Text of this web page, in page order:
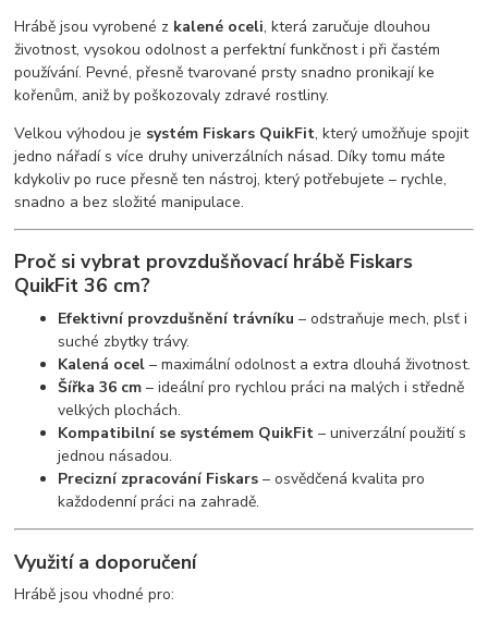
Hrábě jsou vyrobené z kalené oceli, která zaručuje dlouhou
životnost, vysokou odolnost a perfektní funkčnost i při častém
používání. Pevné, přesně tvarované prsty snadno pronikají ke
kořenům, aniž by poškozovaly zdravé rostliny.
Velkou výhodou je systém Fiskars QuikFit, který umožňuje spojit
jedno nářadí s více druhy univerzálních násad. Díky tomu máte
kdykoliv po ruce přesně ten nástroj, který potřebujete – rychle,
snadno a bez složité manipulace.
Proč si vybrat provzdušňovací hrábě Fiskars
QuikFit 36 cm?
Efektivní provzdušnění trávníku – odstraňuje mech, plsť i
suché zbytky trávy.
Kalená ocel – maximální odolnost a extra dlouhá životnost.
Šířka 36 cm – ideální pro rychlou práci na malých i středně
velkých plochách.
Kompatibilní se systémem QuikFit – univerzální použití s
jednou násadou.
Precizní zpracování Fiskars – osvědčená kvalita pro
každodenní práci na zahradě.
Využití a doporučení
Hrábě jsou vhodné pro: